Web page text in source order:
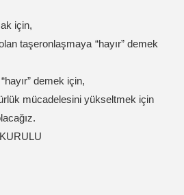
için,
taşeronlaşmaya “hayır” demek
demek için,
mücadelesini yükseltmek için